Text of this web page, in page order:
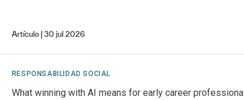
Artículo 30 jul 2026
RESPONSABILIDAD SOCIAL
What winning with AI means for early career